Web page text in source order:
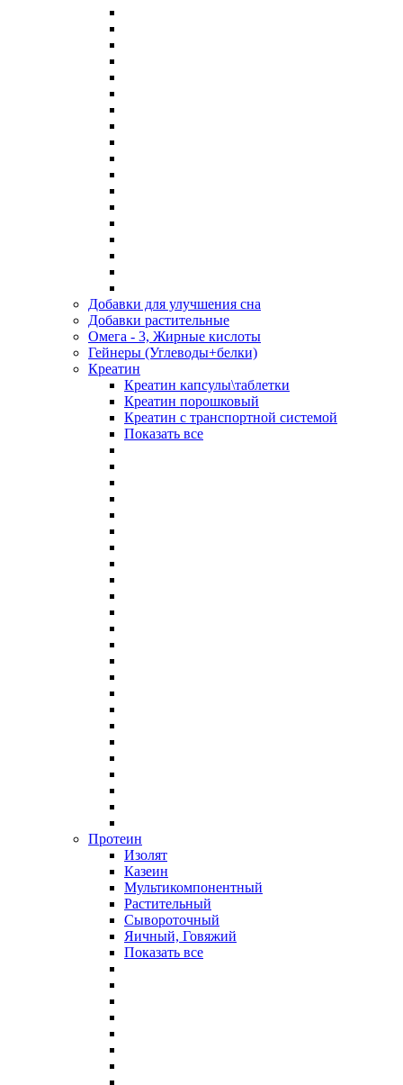
Добавки для улучшения сна
Добавки растительные
Омега - 3, Жирные кислоты
Гейнеры (Углеводы+белки)
Креатин
Креатин капсулы\таблетки
Креатин порошковый
Креатин с транспортной системой
Показать все
Протеин
Изолят
Казеин
Мультикомпонентный
Растительный
Сывороточный
Яичный, Говяжий
Показать все